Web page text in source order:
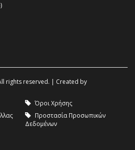
rights reserved. | Created by
Όροι Χρήσης
Προστασία Προσωπικών
Δεδομένων